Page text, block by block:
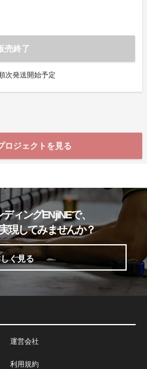
売終了
次発送開始予定
ロジェクトを見る
ィングENjiNEで、
現してみませんか？
く見る
運営会社
利用規約